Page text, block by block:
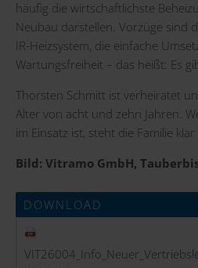
häufig die wirtschaftlichste
Neubau darstellen. Vorzüge sind
IR-Heizsystem, die einfache
Wartungsfreiheit – das heißt: Es
Thorsten Schmitt ist verheiratet
Alter von acht und zehn Jahren.
im Einsatz ist, steht die Familie
Bild: Vitramo GmbH,
DOWNLOAD